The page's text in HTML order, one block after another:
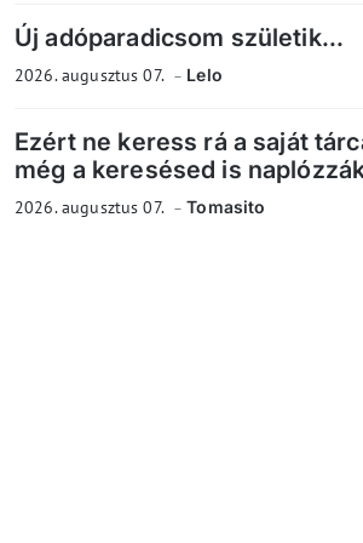
Új adóparadicsom születik...
2026. augusztus 07. Lelo
Ezért ne keress rá a saját
még a keresésed is
2026. augusztus 07. Tomasito